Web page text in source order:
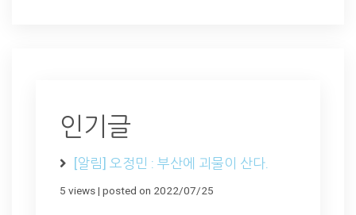
인기글
[알림] 오정민 : 부산에 괴물이 산다.
5 views| posted on 2022/07/25